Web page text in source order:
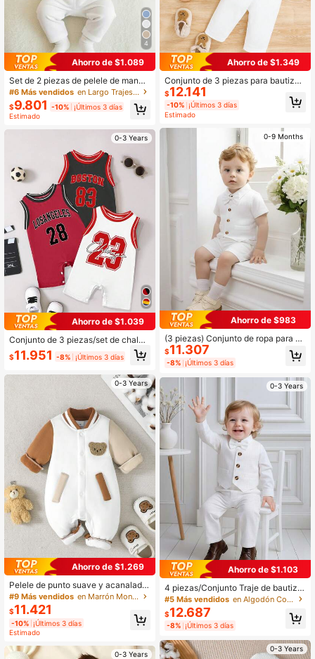
4
Ahorro de $1.089
Set de 2 piezas de pelele de manga
larga con cuello polo de unicolor y
pantalones con tirantes y moño par
a bebé recién nacido niño, conjunto
cómodo y casual de estilo caballero
#6 Más vendidos en Largo Trajes de bebé niño
$9.801 -10% ¡Últimos 3 días
Estimado
0-3 Years
Ahorro de $1.039
Conjunto de 3 piezas/set de chalec
o sin mangas con cuello redondo ac
analado y puños de malla, estilo ca
$11.951 -8% ¡Últimos 3 días
0-3 Years
Ahorro de $1.269
Pelele de punto suave y acanalado
de manga larga para bebé niño, con
parches en estilo béisbol con oso, c
asual y lindo, para otoño/invierno
#9 Más vendidos en Marrón Monos para bebés niños
$11.421
-10% ¡Últimos 3 días
Estimado
0-3 Years
Ahorro de $1.349
Conjunto de 3 piezas para bautizo
de niño, que incluye chaleco de tex
tura de gofre de manga larga con so
lapa y parche, body 2 en 1 + pantal
ones + gorro, con decoración de mo
ño, casual y cómodo, adecuado par
a otoño/invierno, gran idea de regal
$12.141
-10% ¡Últimos 3 días
Estimado
0-9 Months
Ahorro de $983
(3 piezas) Conjunto de ropa para ba
utizo de niño bebé, camisa de mang
a corta con diseño de chaleco patc
hwork + pantalones cortos + corbat
a de moño pequeña
$11.307
-8% ¡Últimos 3 días
0-3 Years
Ahorro de $1.103
4 piezas/Conjunto Traje de bautizo
para niños, camisa de manga larga
con solapa + chaleco de frente abie
rto + pantalones + corbata de moñ
o, conjunto suave estilo caballero
#5 Más vendidos en Algodón Conjuntos de polo para bebés niños
$12.687
-8% ¡Últimos 3 días
0-3 Years